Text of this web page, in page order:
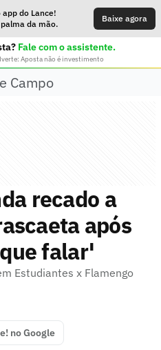
app do Lance!
da mão.
Baixe agora
Fale com o assistente.
Aposta não é investimento
Campo
recado a
após
falar'
Estudiantes x Flamengo
no Google